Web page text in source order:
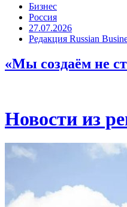
Бизнес
Россия
27.07.2026
Редакция Russian
«Мы создаём не
Новости из